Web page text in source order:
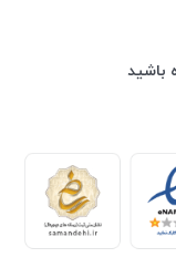
باشید